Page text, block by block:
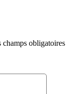
champs obligatoires